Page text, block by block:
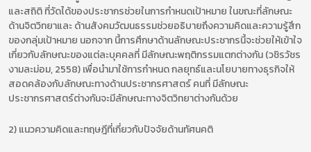
และสถิติ ที่วัดได้ของประชากรช่วยในการกำหนดเป้าหมาย ในขณะที่ลักษณะ
ด้านจิตวิทยาและ ด้านสังคมวัฒนธรรมช่วยอธิบายถึงความคิดและความรู้สึก
ของกลุ่มเป้าหมาย นอกจาก นี้การศึกษาด้านลักษณะประชากรนี้จะช่วยให้เข้าใจ
เกี่ยวกับลักษณะของแต่ละบุคคลที่ มีลักษณะพฤติกรรมแตกต่างกัน (วชิรวัชร
งามละม่อม, 2558) เพื่อนำมาใช้การกำหนด กลยุทธ์และนโยบายทางธุรกิจให้
สอดคล้องกับลักษณะทางด้านประชากรศาสตร์ คนที่ มีลักษณะ
ประชากรศาสตร์ต่างกันจะมีลักษณะทางจิตวิทยาต่างกันด้วย
2) แนวความคิดและทฤษฎีที่เกี่ยวกับปัจจัยด้านทัศนคติ